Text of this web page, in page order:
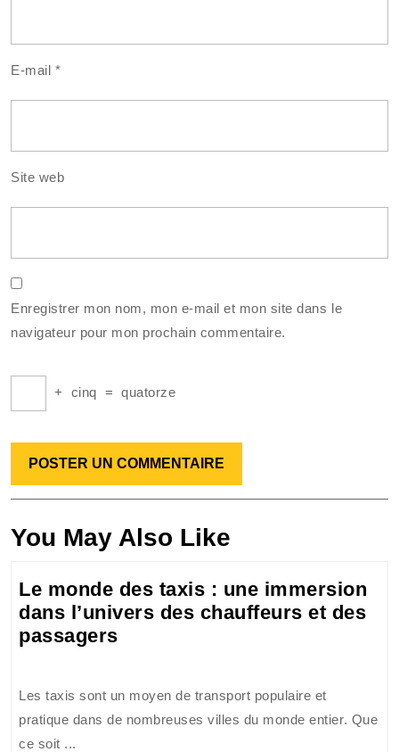
E-mail *
Site web
Enregistrer mon nom, mon e-mail et mon site dans le
navigateur pour mon prochain commentaire.
+ cinq = quatorze
You May Also Like
Le monde des taxis : une immersion
dans l’univers des chauffeurs et des
passagersLe
taxis
:
Les taxis sont un moyen de transport populaire et
pratique dans de nombreuses villes du monde entier. Que
ce soit ...